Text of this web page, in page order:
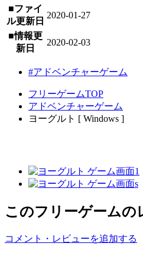
■ファイ
ル更新日
2020-01-27
■情報更
新日
2020-02-03
#アドベンチャーゲーム
フリーゲームTOP
アドベンチャーゲーム
ヨーグルト [ Windows ]
このフリーゲームの
コメント・レビューを追加する